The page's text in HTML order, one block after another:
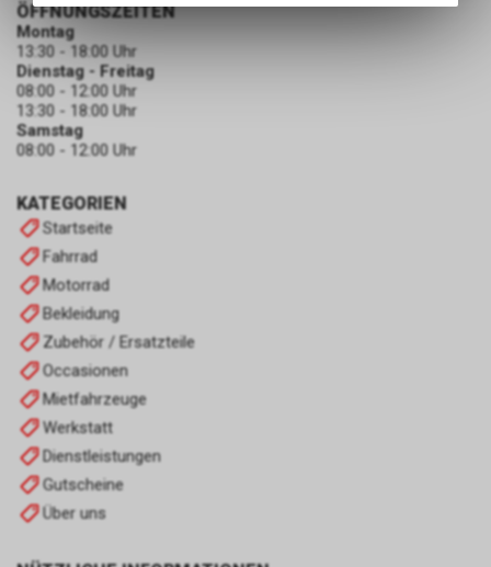
KATEGORIEN
Startseite
Fahrrad
Motorrad
Bekleidung
Zubehör / Ersatzteile
Occasionen
Mietfahrzeuge
Werkstatt
Dienstleistungen
Gutscheine
Über uns
ÖFFNUNGSZEITEN
Montag
13:30 - 18:00 Uhr
Dienstag - Freitag
08:00 - 12:00 Uhr
13:30 - 18:00 Uhr
Samstag
08:00 - 12:00 Uhr